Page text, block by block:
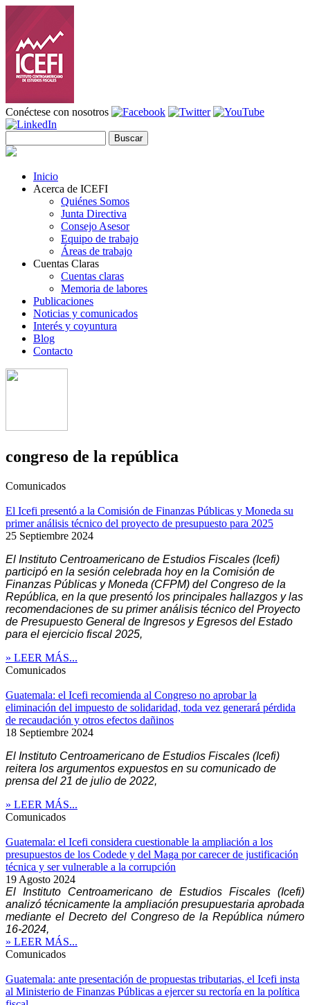
Pasar al contenido principal
Conéctese con nosotros
Formulario de búsqueda
Inicio
Acerca de ICEFI
Quiénes Somos
Junta Directiva
Consejo Asesor
Equipo de trabajo
Áreas de trabajo
Cuentas Claras
Cuentas claras
Memoria de labores
Publicaciones
Noticias y comunicados
Interés y coyuntura
Blog
Contacto
congreso de la república
Comunicados
El Icefi presentó a la Comisión de Finanzas Públicas y Moneda su
primer análisis técnico del proyecto de presupuesto para 2025
25 Septiembre 2024
El Instituto Centroamericano de Estudios Fiscales (Icefi)
participó en la sesión celebrada hoy en la Comisión de
Finanzas Públicas y Moneda (CFPM) del Congreso de la
República, en la que presentó los principales hallazgos y las
recomendaciones de su primer análisis técnico del Proyecto
de Presupuesto General de Ingresos y Egresos del Estado
para el ejercicio fiscal 2025,
» LEER MÁS...
Comunicados
Guatemala: el Icefi recomienda al Congreso no aprobar la
eliminación del impuesto de solidaridad, toda vez generará pérdida
de recaudación y otros efectos dañinos
18 Septiembre 2024
El Instituto Centroamericano de Estudios Fiscales (Icefi)
reitera los argumentos expuestos en su comunicado de
prensa del 21 de julio de 2022,
» LEER MÁS...
Comunicados
Guatemala: el Icefi considera cuestionable la ampliación a los
presupuestos de los Codede y del Maga por carecer de justificación
técnica y ser vulnerable a la corrupción
19 Agosto 2024
El Instituto Centroamericano de Estudios Fiscales (Icefi)
analizó técnicamente la ampliación presupuestaria aprobada
mediante el Decreto del Congreso de la República número
16-2024,
» LEER MÁS...
Comunicados
Guatemala: ante presentación de propuestas tributarias, el Icefi insta
al Ministerio de Finanzas Públicas a ejercer su rectoría en la política